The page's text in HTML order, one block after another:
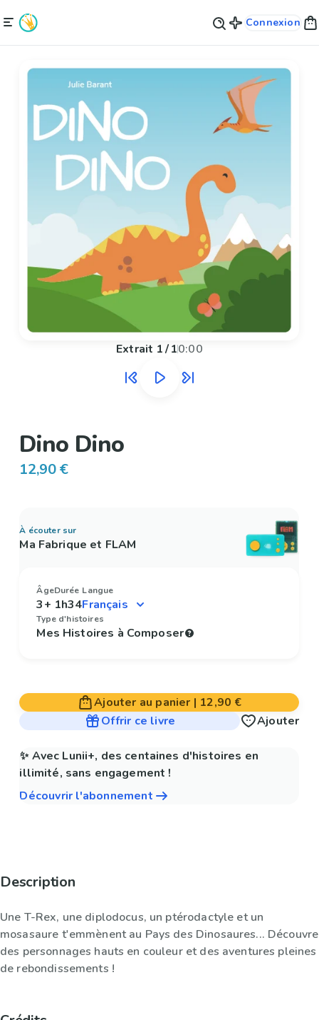
Connexion
Extrait 1/10:00
Dino Dino
12,90 €
À écouter sur
Ma Fabrique et FLAM
Âge
3+
Durée
1h34
Langue
Type d'histoires
Mes Histoires à Composer
Ajouter au panier | 12,90 €
Offrir ce livre
Ajouter
✨ Avec Lunii+, des centaines d'histoires en
illimité, sans engagement !
Découvrir l'abonnement
Description
Une T-Rex, une diplodocus, un ptérodactyle et un
mosasaure t'emmènent au Pays des Dinosaures... Découvre
des personnages hauts en couleur et des aventures pleines
de rebondissements !